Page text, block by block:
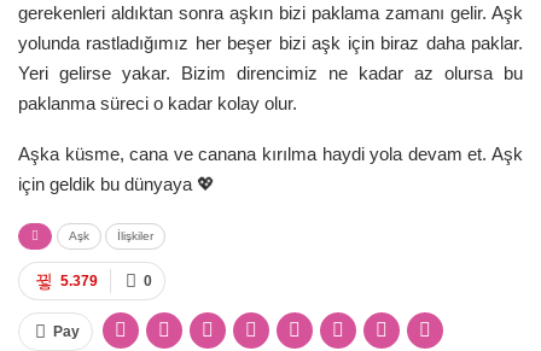
gerekenleri aldıktan sonra aşkın bizi paklama zamanı gelir. Aşk
yolunda rastladığımız her beşer bizi aşk için biraz daha paklar.
Yeri gelirse yakar. Bizim direncimiz ne kadar az olursa bu
paklanma süreci o kadar kolay olur.
Aşka küsme, cana ve canana kırılma haydi yola devam et. Aşk
için geldik bu dünyaya 💖
Aşk İlişkiler
0
5.379
Pay